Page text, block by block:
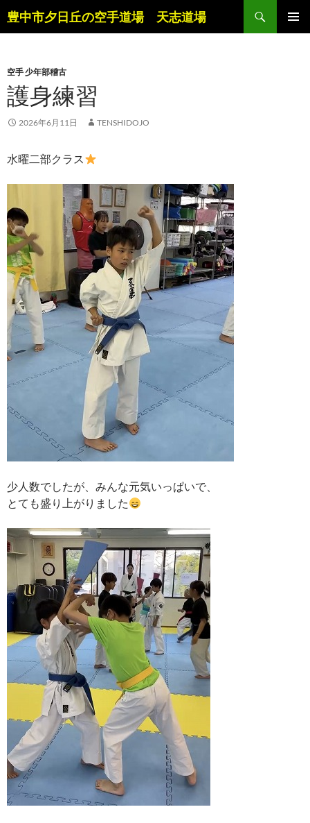
ン
ツ
へ
ス
キ
プ
豊中市夕日丘の空手道場 天志道場
検
索
空手 少年部稽古
護身練習
2026年6月11日 TENSHIDOJO
水曜二部クラス
少人数でしたが、みんな元気いっぱいで、
とても盛り上がりました